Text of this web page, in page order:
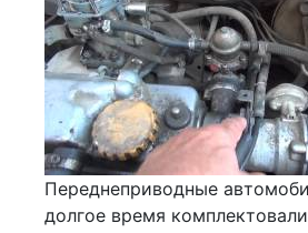
Переднеприводные
долгое время